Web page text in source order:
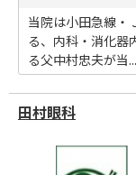
当院は小田急線・
る、内科・消化器
る父中村忠夫が当...
田村眼科